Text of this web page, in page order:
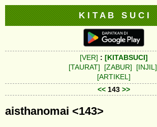
K I T A B S U C I
[VER] : [KITABSUCI]
[TAURAT]
[ZABUR]
[INJIL]
[ARTIKEL]
<< 143 >>
aisthanomai <143>